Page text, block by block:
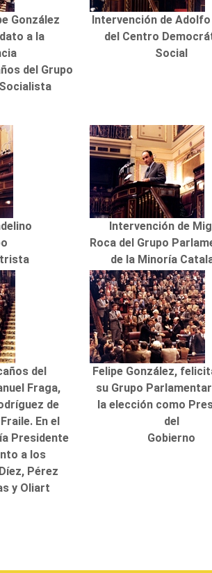
González
a la
del Grupo
Intervención de
del Centro
Social
Intervención de
Roca del Grupo
de la Minoría
del
Fraga,
de
En el
Presidente
a los
Pérez
y Oliart
Felipe González,
su Grupo
la elección como
del
Gobierno